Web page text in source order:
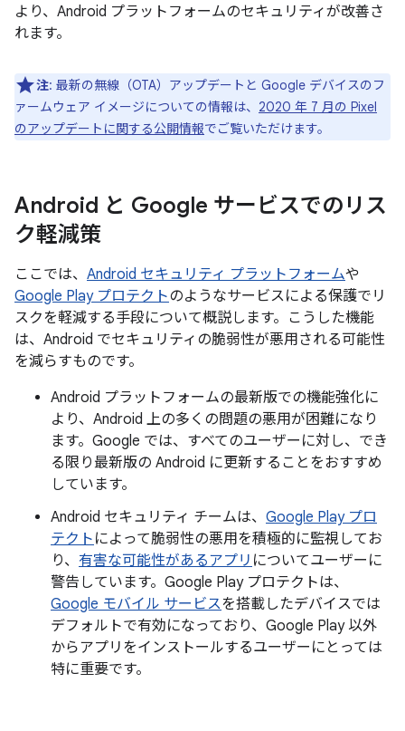
より、Android プラットフォームのセキュリティが改善さ
れます。
注: 最新の無線（OTA）アップデートと Google デバイスのフ
ァームウェア イメージについての情報は、 2020 年 7 月の Pixel
のアップデートに関する公開情報でご覧いただけます。
Android と Google サービスでのリス
ク軽減策
ここでは、 Android セキュリティ プラットフォームや
Google Play プロテクトのようなサービスによる保護でリ
スクを軽減する手段について概説します。こうした機能
は、Android でセキュリティの脆弱性が悪用される可能性
を減らすものです。
Android プラットフォームの最新版での機能強化に
より、Android 上の多くの問題の悪用が困難になり
ます。Google では、すべてのユーザーに対し、でき
る限り最新版の Android に更新することをおすすめ
しています。
Android セキュリティ チームは、 Google Play プロ
テクト によって脆弱性の悪用を積極的に監視してお
り、 有害な可能性があるアプリ についてユーザーに
警告しています。Google Play プロテクトは、
Google モバイル サービスを搭載したデバイスでは
デフォルトで有効になっており、Google Play 以外
からアプリをインストールするユーザーにとっては
特に重要です。